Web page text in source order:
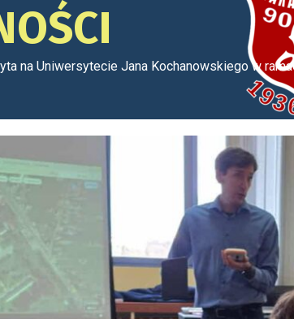
na Uniwersytecie Jana Kochanowskiego w